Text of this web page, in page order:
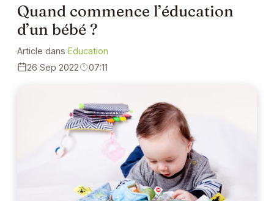
Quand commence l’éducation
d’un bébé ?
Article dans Education
26 Sep 2022
07:11